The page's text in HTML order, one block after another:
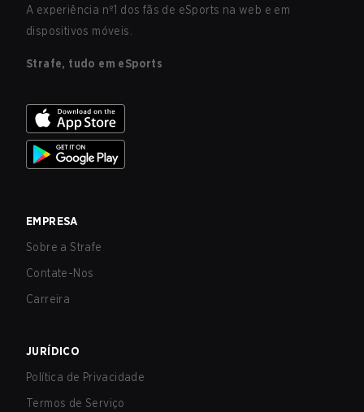
A experiência nº1 dos fãs de eSports na web e em
dispositivos móveis.
Strafe, tudo em eSports
EMPRESA
Sobre a Strafe
Contate-Nos
Carreira
JURÍDICO
Política de Privacidade
Termos de Serviço